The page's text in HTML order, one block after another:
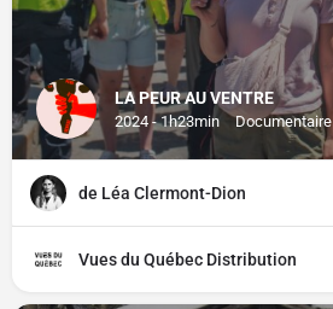
LA PEUR AU VENTRE
2024 - 1h23min Documentaire
de Léa Clermont-Dion
Vues du Québec Distribution